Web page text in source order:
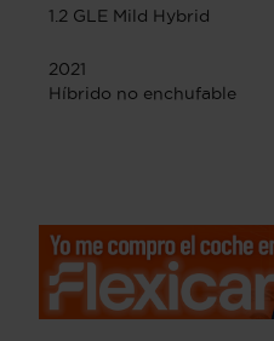
1.2 GLE Mild Hybrid
2021
Híbrido no enchufable